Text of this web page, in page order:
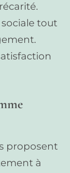
tout
proposent
à